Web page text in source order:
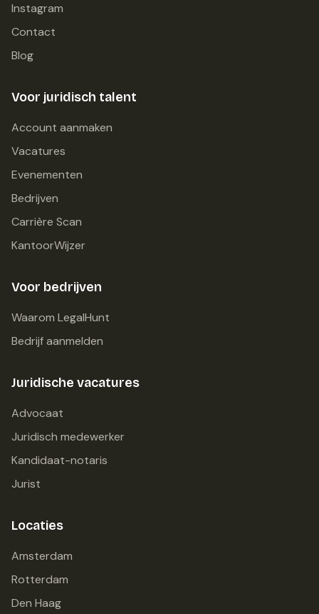
Instagram
Contact
Blog
Voor juridisch talent
Account aanmaken
Vacatures
Evenementen
Bedrijven
Carrière Scan
KantoorWijzer
Voor bedrijven
Waarom LegalHunt
Bedrijf aanmelden
Juridische vacatures
Advocaat
Juridisch medewerker
Kandidaat-notaris
Jurist
Locaties
Amsterdam
Rotterdam
Den Haag